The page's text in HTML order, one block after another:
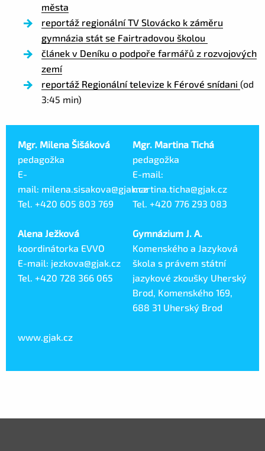
města
reportáž regionální TV Slovácko k záměru
gymnázia stát se Fairtradovou školou
článek v Deníku o podpoře farmářů z rozvojových
zemí
reportáž Regionální televize k Férové snídani (od
3:45 min)
Mgr. Milena Šišáková
pedagožka
E-
mail: milena.sisakova@gjak.cz
Tel. +420 605 803 769
Mgr. Martina Tichá
pedagožka
E-mail:
martina.ticha@gjak.cz
Tel. +420 776 293 083
Alena Ježková
koordinátorka EVVO
E-mail: jezkova@gjak.cz
Tel. +420 728 366 065
Gymnázium J. A.
Komenského a Jazyková
škola s právem státní
jazykové zkoušky Uherský
Brod, Komenského 169,
688 31 Uherský Brod
www.gjak.cz